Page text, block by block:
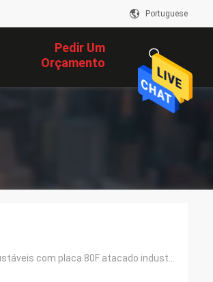
Portuguese
Pedir Um
Orçamento